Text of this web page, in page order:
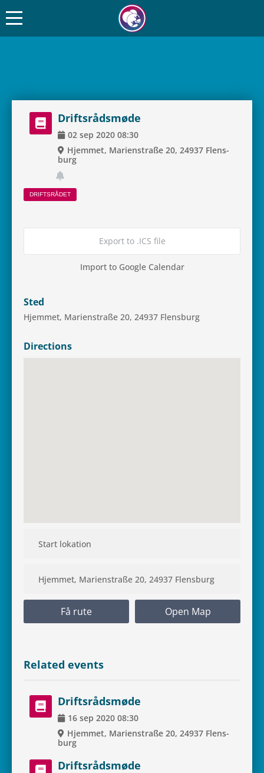
Drifts­rå­ds­møde
02 sep 2020 08:30
Hjem­met, Mari­en­straße 20, 24937 Flens­
burg
DRIFTS­RÅ­DET
Export to .ICS file
Import to Google Calendar
Sted
Hjem­met, Mari­en­straße 20, 24937 Flensburg
Directions
Få rute Open Map
Rela­ted events
Drifts­rå­ds­møde
16 sep 2020 08:30
Hjem­met, Mari­en­straße 20, 24937 Flens­
burg
Drifts­rå­ds­møde